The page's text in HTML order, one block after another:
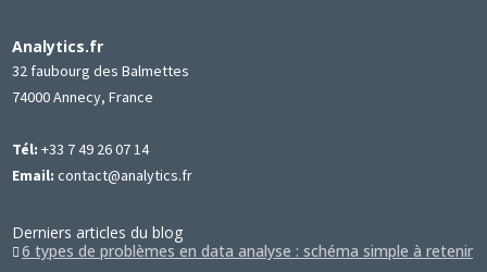
Analytics.fr
32 faubourg des Balmettes
74000 Annecy, France
Tél: +33 7 49 26 07 14
Email: contact@analytics.fr
Derniers articles du blog
6 types de problèmes en data analyse : schéma simple à retenir